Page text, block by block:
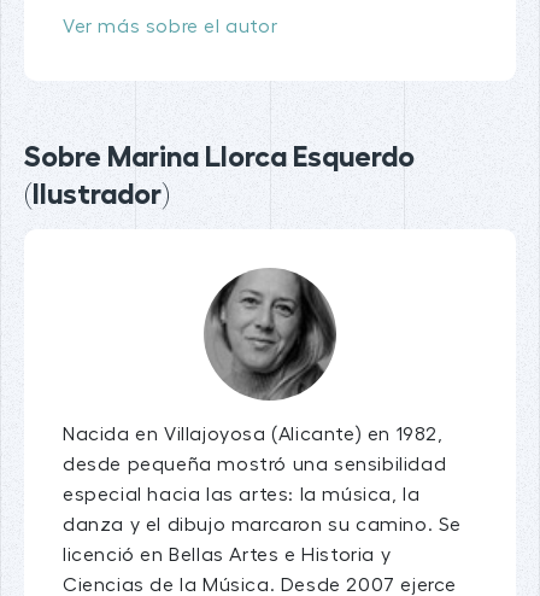
Ver más sobre el autor
Sobre Marina Llorca Esquerdo
(Ilustrador)
Nacida en Villajoyosa (Alicante) en 1982,
desde pequeña mostró una sensibilidad
especial hacia las artes: la música, la
danza y el dibujo marcaron su camino. Se
licenció en Bellas Artes e Historia y
Ciencias de la Música. Desde 2007 ejerce